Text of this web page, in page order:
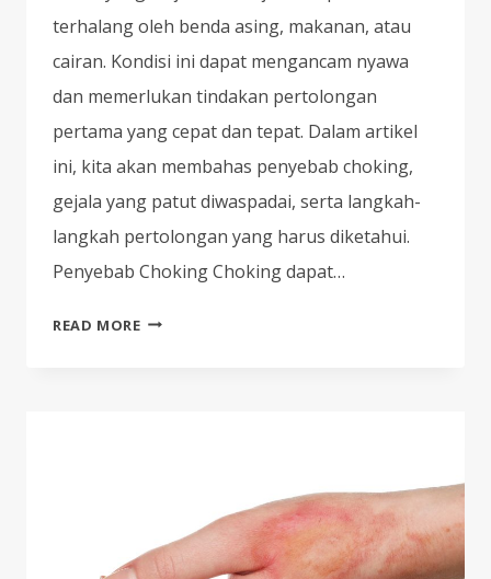
terhalang oleh benda asing, makanan, atau
cairan. Kondisi ini dapat mengancam nyawa
dan memerlukan tindakan pertolongan
pertama yang cepat dan tepat. Dalam artikel
ini, kita akan membahas penyebab choking,
gejala yang patut diwaspadai, serta langkah-
langkah pertolongan yang harus diketahui.
Penyebab Choking Choking dapat…
READ MORETERSEDAK: